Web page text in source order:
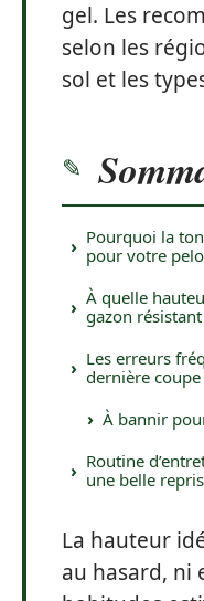
gel. Les
selon les
sol et les
Pourquoi la
pour votre
À quelle
gazon
Les erreurs
dernière coupe
À bannir
Routine
une belle
La hauteur
au hasard, ni